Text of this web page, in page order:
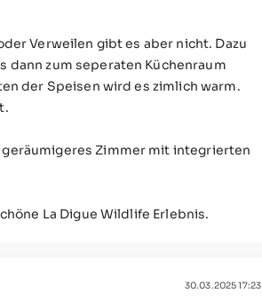
Verweilen gibt es aber nicht. Dazu
dann zum seperaten Küchenraum
der Speisen wird es zimlich warm.
Zimmer mit integrierten
La Digue Wildlife Erlebnis.
30.03.2025 17:23